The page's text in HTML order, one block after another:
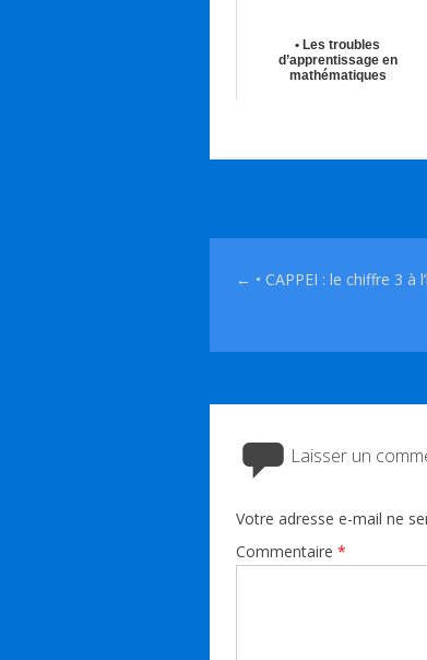
• Les troubles
d’apprentissage en
mathématiques
Navigation des articles
← • CAPPEI : le chiffre 3 à
Laisser un
Votre adresse e-mail ne
Commentaire *